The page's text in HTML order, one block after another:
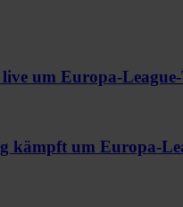
um Europa-
kämpft um Europa-